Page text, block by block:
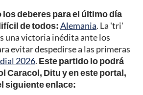
los deberes para el último día
de todos:Alemania. La 'tri'
una victoria inédita ante los
evitar despedirse a las primeras
2026. Este partido lo podrá
Caracol, Ditu y en este portal,
siguiente enlace: